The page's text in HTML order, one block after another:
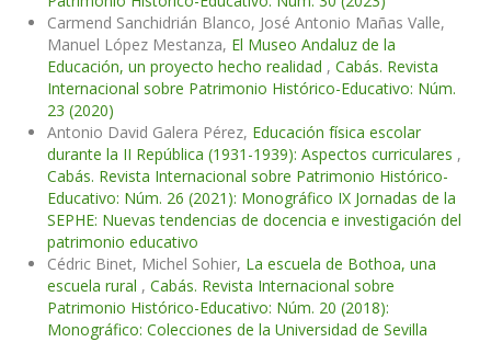
Carmend Sanchidrián Blanco, José Antonio Mañas Valle,
Manuel López Mestanza, El Museo Andaluz de la
Educación, un proyecto hecho realidad , Cabás. Revista
Internacional sobre Patrimonio Histórico-Educativo: Núm.
23 (2020)
Antonio David Galera Pérez, Educación física escolar
durante la II República (1931-1939): Aspectos curriculares ,
Cabás. Revista Internacional sobre Patrimonio Histórico-
Educativo: Núm. 26 (2021): Monográfico IX Jornadas de la
SEPHE: Nuevas tendencias de docencia e investigación del
patrimonio educativo
Cédric Binet, Michel Sohier, La escuela de Bothoa, una
escuela rural , Cabás. Revista Internacional sobre
Patrimonio Histórico-Educativo: Núm. 20 (2018):
Monográfico: Colecciones de la Universidad de Sevilla